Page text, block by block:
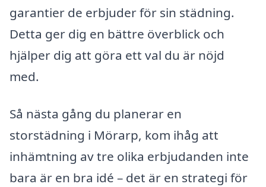
garantier de erbjuder för sin städning.
Detta ger dig en bättre överblick och
hjälper dig att göra ett val du är nöjd
med.
Så nästa gång du planerar en
storstädning i Mörarp, kom ihåg att
inhämtning av tre olika erbjudanden inte
bara är en bra idé – det är en strategi för